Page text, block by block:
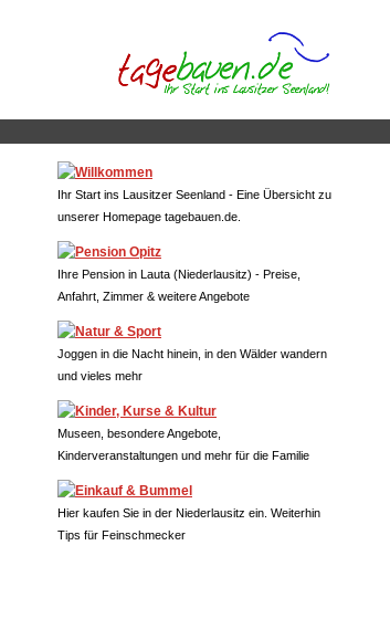
Ihr Start ins Lausitzer Seenland - Eine Übersicht zu
unserer Homepage tagebauen.de.
Ihre Pension in Lauta (Niederlausitz) - Preise,
Anfahrt, Zimmer & weitere Angebote
Joggen in die Nacht hinein, in den Wälder wandern
und vieles mehr
Museen, besondere Angebote,
Kinderveranstaltungen und mehr für die Familie
Hier kaufen Sie in der Niederlausitz ein. Weiterhin
Tips für Feinschmecker